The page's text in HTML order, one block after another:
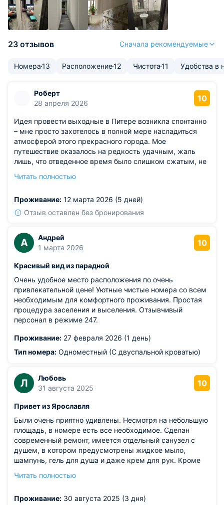
23 отзывов Сначала рекомендуемые
Номера13 Расположение12 Чистота11 Удобства в
Роберт
28 апреля 2026
10
Идея провести выходные в Питере возникла спонтанно
– мне просто захотелось в полной мере насладиться
атмосферой этого прекрасного города. Мое
путешествие оказалось на редкость удачным, жаль
лишь, что отведенное время было слишком сжатым, не
бывал в Санкт-Петербурге, и для достижения
сфокусированы на аренде апартаментов, поскольку
гостиница меня не привлекала. Обнаруженная мной
превосходной, излучающей неповторимую домашнюю
ауру. Полный набор современной мебели, безупречно
оборудованная кухня, и, что немаловажно, идеальные
условия для качественного отдыха и сна.
Читать полностью
Проживание: 12 марта 2026 (5 дней)
Отзыв оставлен без бронирования
А
Андрей
1 марта 2026
10
Красивый вид из парадной
Очень удобное место расположения по очень
привлекательной цене! Уютные чистые номера со всем
необходимым для комфортного проживания. Простая
процедура заселения и выселения. Отзывчивый
персонал в режиме 247.
Проживание: 27 февраля 2026 (1 день)
Тип номера: Одноместный (С двуспальной кроватью)
Л
Любовь
31 августа 2025
10
Привет из Ярославля
Были очень приятно удивлены. Несмотря на небольшую
площадь, в номере есть все необходимое. Сделан
современный ремонт, имеется отдельный санузел с
душем, в котором предусмотрены жидкое мыло,
шампунь, гель для душа и даже крем для рук. Кроме
чайник, чашки, сейф. Есть даже махровые халаты и
было дополнительное окно и подоконник, на котором
Читать полностью
Проживание: 30 августа 2025 (3 дня)